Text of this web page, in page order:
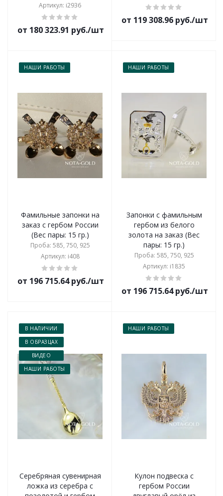
Артикул: i2936
от 180 323.91 руб./шт
от 119 308.96 руб./шт
НАШИ РАБОТЫ
Фамильные запонки на
заказ с гербом России
(Вес пары: 15 гр.)
Проба: 585, 750, 925
Артикул: i408
от 196 715.64 руб./шт
НАШИ РАБОТЫ
Запонки с фамильным
гербом из белого
золота на заказ (Вес
пары: 15 гр.)
Проба: 585, 750, 925
Артикул: i1835
от 196 715.64 руб./шт
В НАЛИЧИИ
В ОБРАЗЦАХ
ВИДЕО
НАШИ РАБОТЫ
Серебряная сувенирная
ложка из серебра с
НАШИ РАБОТЫ
Кулон подвеска с
гербом России